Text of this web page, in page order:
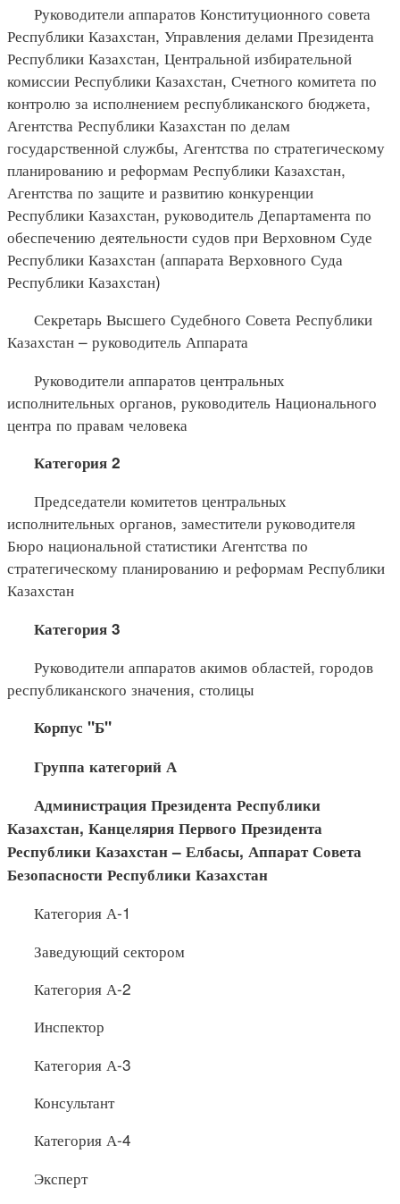
Руководители аппаратов Конституционного совета
Республики Казахстан, Управления делами Президента
Республики Казахстан, Центральной избирательной
комиссии Республики Казахстан, Счетного комитета по
контролю за исполнением республиканского бюджета,
Агентства Республики Казахстан по делам
государственной службы, Агентства по стратегическому
планированию и реформам Республики Казахстан,
Агентства по защите и развитию конкуренции
Республики Казахстан, руководитель Департамента по
обеспечению деятельности судов при Верховном Суде
Республики Казахстан (аппарата Верховного Суда
Республики Казахстан)
Секретарь Высшего Судебного Совета Республики
Казахстан – руководитель Аппарата
Руководители аппаратов центральных
исполнительных органов, руководитель Национального
центра по правам человека
Категория 2
Председатели комитетов центральных
исполнительных органов, заместители руководителя
Бюро национальной статистики Агентства по
стратегическому планированию и реформам Республики
Казахстан
Категория 3
Руководители аппаратов акимов областей, городов
республиканского значения, столицы
Корпус "Б"
Группа категорий А
Администрация Президента Республики
Казахстан, Канцелярия Первого Президента
Республики Казахстан – Елбасы, Аппарат Совета
Безопасности Республики Казахстан
Категория А-1
Заведующий сектором
Категория А-2
Инспектор
Категория А-3
Консультант
Категория А-4
Эксперт